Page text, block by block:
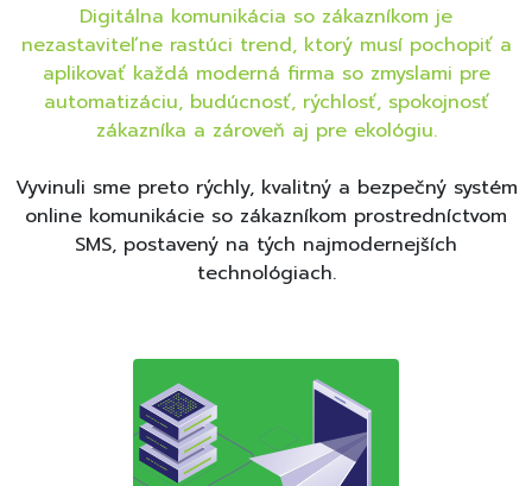
Digitálna komunikácia so zákazníkom je
nezastaviteľne rastúci trend, ktorý musí pochopiť a
aplikovať každá moderná firma so zmyslami pre
automatizáciu, budúcnosť, rýchlosť, spokojnosť
zákazníka a zároveň aj pre ekológiu.
Vyvinuli sme preto rýchly, kvalitný a bezpečný systém
online komunikácie so zákazníkom prostredníctvom
SMS, postavený na tých najmodernejších
technológiach.